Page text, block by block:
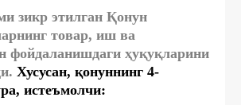
зикр этилган Қонун
товар, иш ва
фойдаланишдаги ҳуқуқларини
Хусусан, қонуннинг 4-
истеъмолчи: